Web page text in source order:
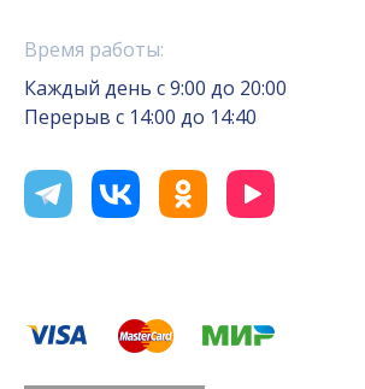
Время работы:
Каждый день с 9:00 до 20:00
Перерыв с 14:00 до 14:40